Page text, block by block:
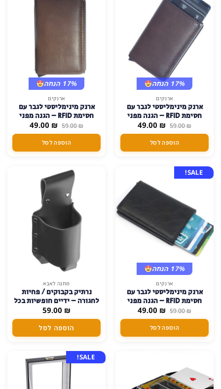
בעמוד
המוצר
17% הנחה
ארנקים
ארנק מינימליסטי לגבר עם
חסימת RFID – הגנה מפני
גניבה אלקטרונית – חום-כהה
59.00₪ המחיר
המקורי
היה:
59.00 ₪.
49.00 ₪ המחיר
הנוכחי
49.00 ₪. הוספה לסל
17% הנחה
ארנקים
ארנק מינימליסטי לגבר עם
חסימת RFID – הגנה מפני
גניבה אלקטרונית – חום
59.00₪ המחיר
המקורי
היה:
59.00 ₪.
49.00 ₪ המחיר
הנוכחי
49.00 ₪. הוספה לסל
SALE!
17% הנחה
ארנקים
ארנק מינימליסטי לגבר עם
חסימת RFID – הגנה מפני
גניבה אלקטרונית – שחור
59.00₪ המחיר
המקורי
היה:
59.00 ₪.
49.00 ₪ המחיר
הנוכחי
49.00 ₪. הוספה לסל
מתנה לאבא
נרתיק בקבוקים / פחיות
לחגורה – ידיים חופשיות בכל
פעילות
59.00 ₪
הוספה לסל
SALE!